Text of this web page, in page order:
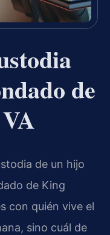
de
de un hijo
de King
con quién vive el
sino cuál de